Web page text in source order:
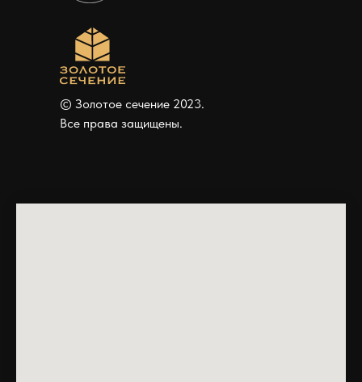
© Золотое сечение 2023.
Все права защищены.